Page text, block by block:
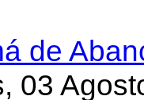
de
03